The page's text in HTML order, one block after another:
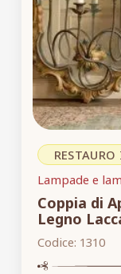
Lampade e
Coppia di
Legno
Codice: 1310